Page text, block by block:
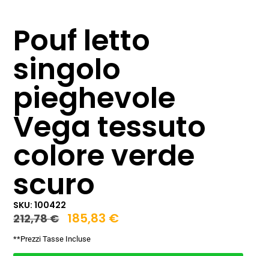
Pouf letto
singolo
pieghevole
Vega tessuto
colore verde
scuro
SKU: 100422
212,78€ 185,83 €
**Prezzi Tasse Incluse